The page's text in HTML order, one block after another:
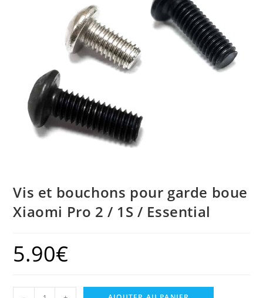
Vis et bouchons pour garde boue
Xiaomi Pro 2 / 1S / Essential
5.90€
quantité